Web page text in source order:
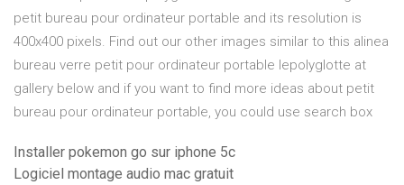
petit bureau pour ordinateur portable and its resolution is
400x400 pixels. Find out our other images similar to this alinea
bureau verre petit pour ordinateur portable lepolyglotte at
gallery below and if you want to find more ideas about petit
bureau pour ordinateur portable, you could use search box
Installer pokemon go sur iphone 5c
Logiciel montage audio mac gratuit